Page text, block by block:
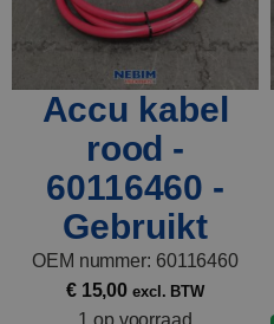
Accu kabel
rood -
60116460 -
Gebruikt
OEM nummer: 60116460
€15,00 excl. BTW